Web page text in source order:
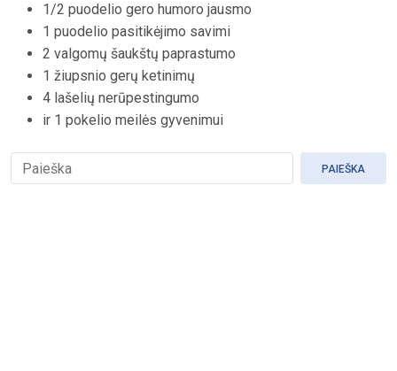
1/2 puodelio gero humoro jausmo
1 puodelio pasitikėjimo savimi
2 valgomų šaukštų paprastumo
1 žiupsnio gerų ketinimų
4 lašelių nerūpestingumo
ir 1 pokelio meilės gyvenimui
PAIEŠKA